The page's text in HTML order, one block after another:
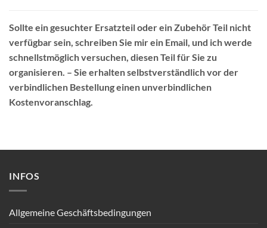
Sollte ein gesuchter Ersatzteil oder ein Zubehör Teil nicht
verfügbar sein, schreiben Sie mir ein Email, und ich werde
schnellstmöglich versuchen, diesen Teil für Sie zu
organisieren. – Sie erhalten selbstverständlich vor der
verbindlichen Bestellung einen unverbindlichen
Kostenvoranschlag.
INFOS
Allgemeine Geschäftsbedingungen